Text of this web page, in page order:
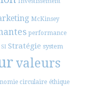
McKinsey
performance
SI Stratégie system
valeurs
circulaire éthique